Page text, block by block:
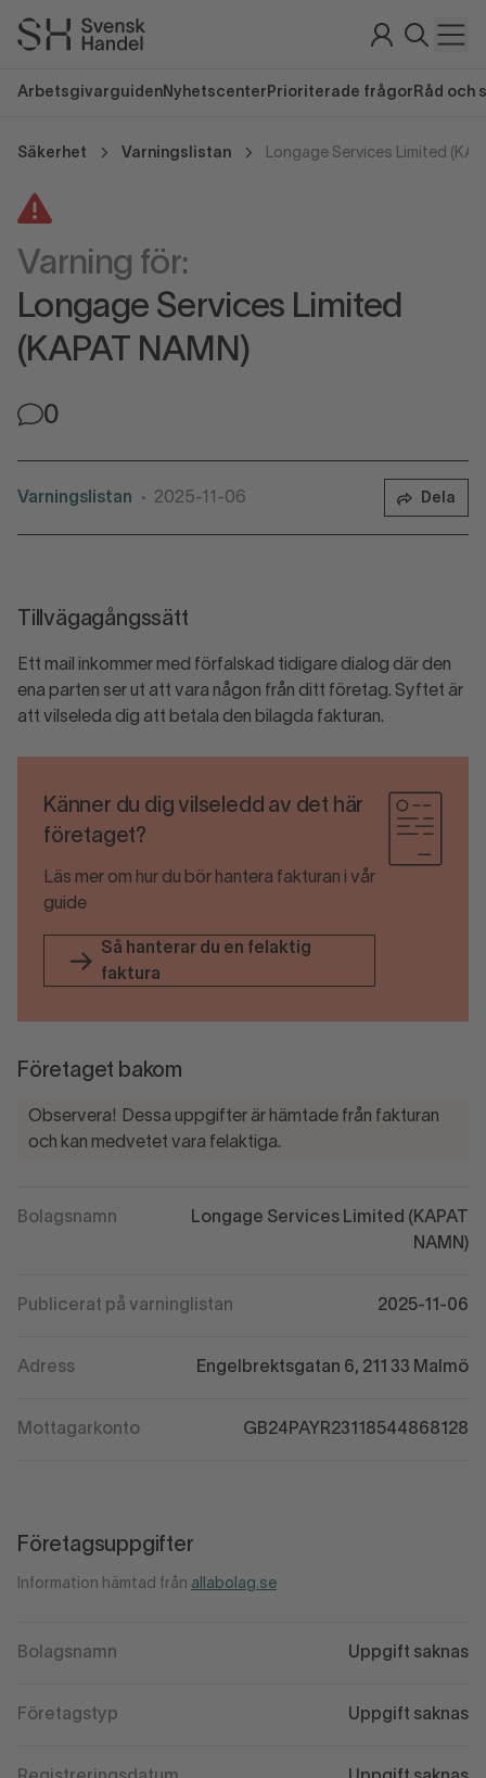
Arbetsgivarguiden Nyhetscenter Prioriterade frågor Råd och
Säkerhet Varningslistan Longage Services Limited
Varning för:
Longage Services Limited
(KAPAT NAMN)
0
Varningslistan • 2025-11-06 Dela
Tillvägagångssätt
Ett mail inkommer med förfalskad tidigare dialog där den
ena parten ser ut att vara någon från ditt företag. Syftet är
att vilseleda dig att betala den bilagda fakturan.
Känner du dig vilseledd av det här
företaget?
Läs mer om hur du bör hantera fakturan i vår
guide
Så hanterar du en felaktig
faktura
Företaget bakom
Observera! Dessa uppgifter är hämtade från fakturan
och kan medvetet vara felaktiga.
Bolagsnamn
Longage Services Limited (KAPAT
NAMN)
Publicerat på varninglistan 2025-11-06
Adress Engelbrektsgatan 6, 211 33 Malmö
Mottagarkonto GB24PAYR23118544868128
Företagsuppgifter
Information hämtad från allabolag.se
Bolagsnamn Uppgift saknas
Företagstyp Uppgift saknas